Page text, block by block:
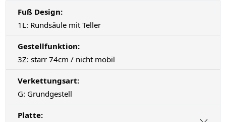
Fuß Design:
1L: Rundsäule mit Teller
Gestellfunktion:
3Z: starr 74cm / nicht mobil
Verkettungsart:
G: Grundgestell
Platte: